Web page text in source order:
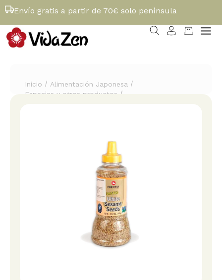
Envío gratis a partir de 70€ solo península
Inicio / Alimentación Japonesa /
Especias y otros productos /